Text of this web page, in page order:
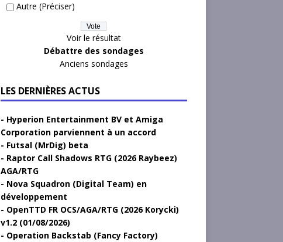
Autre (Préciser)
Voir le résultat
Débattre des sondages
Anciens sondages
LES DERNIÈRES ACTUS
Hyperion Entertainment BV et Amiga
Corporation parviennent à un accord
Futsal (MrDig) beta
Raptor Call Shadows RTG (2026 Raybeez)
AGA/RTG
Nova Squadron (Digital Team) en
développement
OpenTTD FR OCS/AGA/RTG (2026 Korycki)
v1.2 (01/08/2026)
Operation Backstab (Fancy Factory)